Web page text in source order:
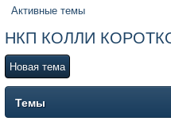
Активные темы
НКП КОЛЛИ
Новая тема
Темы